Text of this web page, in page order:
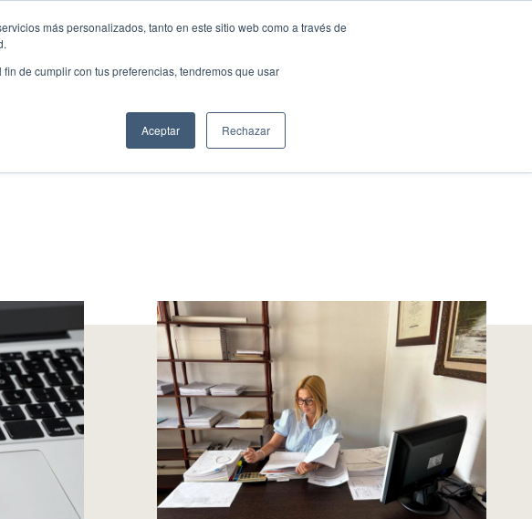
más personalizados, tanto en este sitio web como a través de
de cumplir con tus preferencias, tendremos que usar
Aceptar Rechazar